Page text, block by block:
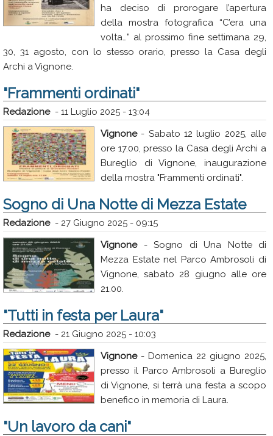
ha deciso di prorogare l’apertura
della mostra fotografica “C’era una
volta…” al prossimo fine settimana 29,
30, 31 agosto, con lo stesso orario, presso la Casa degli
Archi a Vignone.
"Frammenti ordinati"
Redazione- 11 Luglio 2025 - 13:04
Vignone- Sabato 12 luglio 2025, alle
ore 17.00, presso la Casa degli Archi a
Bureglio di Vignone, inaugurazione
della mostra "Frammenti ordinati".
Sogno di Una Notte di Mezza Estate
Redazione- 27 Giugno 2025 - 09:15
Vignone- Sogno di Una Notte di
Mezza Estate nel Parco Ambrosoli di
Vignone, sabato 28 giugno alle ore
21.00.
"Tutti in festa per Laura"
Redazione- 21 Giugno 2025 - 10:03
Vignone- Domenica 22 giugno 2025,
presso il Parco Ambrosoli a Bureglio
di Vignone, si terrà una festa a scopo
benefico in memoria di Laura.
"Un lavoro da cani"